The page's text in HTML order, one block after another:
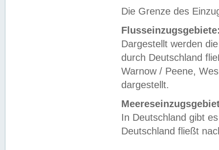
Die Grenze des
Dargestellt werden
durch Deutschland
Warnow / Peene,
dargestellt.
In Deutschland gibt
Deutschland fließt